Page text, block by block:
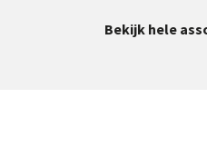
Bekijk hele